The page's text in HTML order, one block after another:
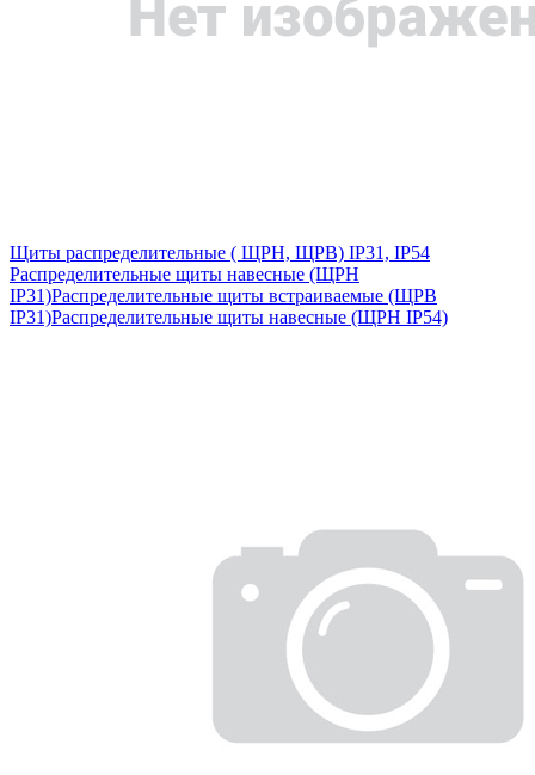
Щиты распределительные ( ЩРН, ЩРВ) IP31, IP54
Распределительные щиты навесные (ЩРН
IP31)Распределительные щиты встраиваемые (ЩРВ
IP31)Распределительные щиты навесные (ЩРН IP54)